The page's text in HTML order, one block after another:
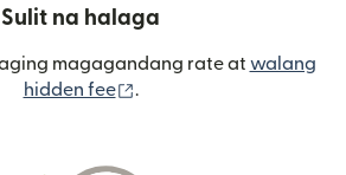
Sulit na halaga
magagandang rate at walang
hidden fee
.